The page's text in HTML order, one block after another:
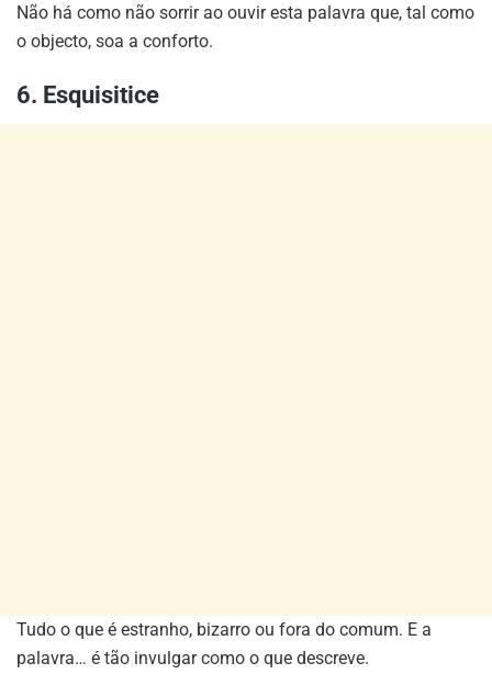
Não há como não sorrir ao ouvir esta palavra que, tal como
o objecto, soa a conforto.
6. Esquisitice
Tudo o que é estranho, bizarro ou fora do comum. E a
palavra… é tão invulgar como o que descreve.